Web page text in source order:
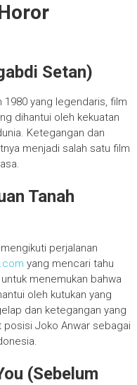
Setan)
yang legendaris, film
dihantui oleh kekuatan
Ketegangan dan
menjadi salah satu film
Tanah
perjalanan
yang mencari tahu
menemukan bahwa
oleh kutukan yang
dan ketegangan yang
Joko Anwar sebagai
(Sebelum